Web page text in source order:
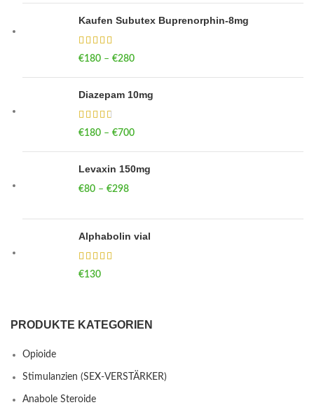
Kaufen Subutex Buprenorphin-8mg
€180 – €280
Diazepam 10mg
€180 – €700
Levaxin 150mg
€80 – €298
Alphabolin vial
€130
PRODUKTE KATEGORIEN
Opioide
Stimulanzien (SEX-VERSTÄRKER)
Anabole Steroide